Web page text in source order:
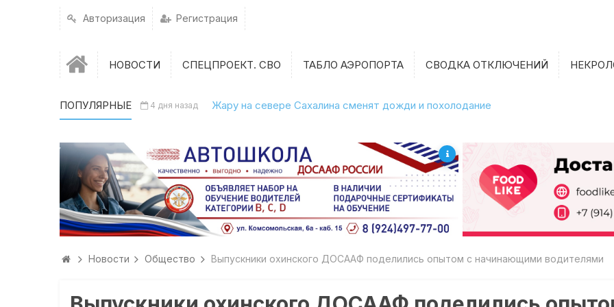
Авторизация Регистрация
НОВОСТИ СПЕЦПРОЕКТ. СВО ТАБЛО АЭРОПОРТА СВОДКА ОТКЛЮЧЕНИЙ
ПОПУЛЯРНЫЕ 4 дня назад Жару на севере Сахалина сменят дожди и похолодание
Новости Общество Выпускники охинского ДОСААФ поделились опытом с начинающими водителями